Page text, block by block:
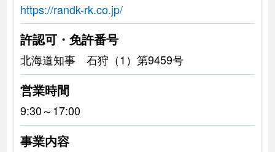
https://randk-rk.co.jp/
許認可・免許番号
北海道知事 石狩（1）第9459号
営業時間
9:30～17:00
事業内容